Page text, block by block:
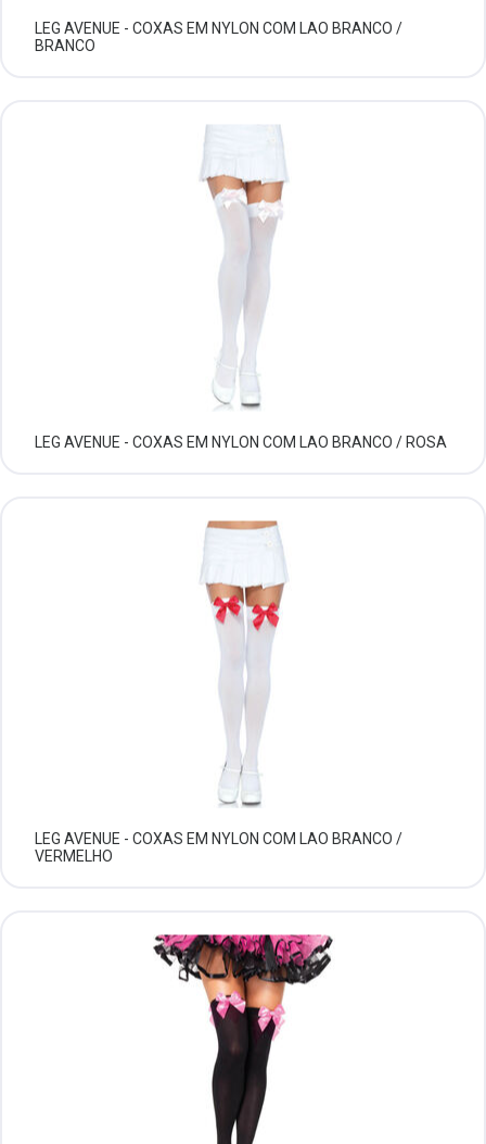
LEG AVENUE - COXAS EM NYLON COM LAO BRANCO /
BRANCO
LEG AVENUE - COXAS EM NYLON COM LAO BRANCO / ROSA
LEG AVENUE - COXAS EM NYLON COM LAO BRANCO /
VERMELHO